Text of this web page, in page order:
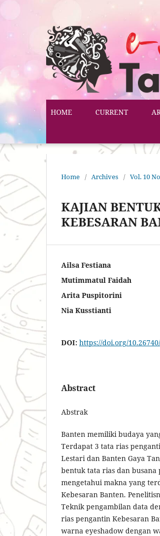
HOME CURRENT
Home / Archives / Vol. 10
KAJIAN
KEBESARAN
Ailsa Festiana
Mutimmatul Faidah
Arita Puspitorini
Nia Kusstianti
DOI: https://doi.org/
Abstract
Abstrak
Banten memiliki budaya
Terdapat 3 tata rias
Lestari dan Banten Gaya
bentuk tata rias dan busana
mengetahui makna yang
Kebesaran Banten.
Teknik pengambilan data
rias pengantin Kebesaran
warna eyeshadow dengan